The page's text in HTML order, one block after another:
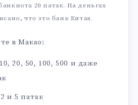
20 патак. На деньгах
что это банк Китая.
в Макао:
20, 50, 100, 500 и даже
и 5 патак